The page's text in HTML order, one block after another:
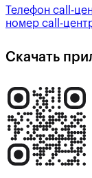
Телефон call-
номер call-
Скачать